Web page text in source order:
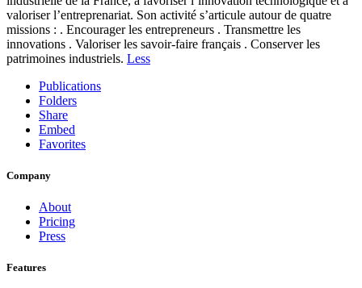
valoriser l’entreprenariat. Son activité s’articule autour de quatre
missions : . Encourager les entrepreneurs . Transmettre les
innovations . Valoriser les savoir-faire français . Conserver les
patrimoines industriels. Less
Publications
Folders
Share
Embed
Favorites
Company
About
Pricing
Press
Features